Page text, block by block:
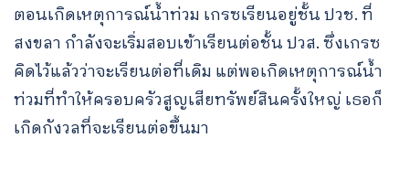
ตอนเกิดเหตุการณ์น้ำท่วม เกรซเรียนอยู่ชั้น ปวช. ที่
สงขลา กำลังจะเริ่มสอบเข้าเรียนต่อชั้น ปวส. ซึ่งเกรซ
คิดไว้แล้วว่าจะเรียนต่อที่เดิม แต่พอเกิดเหตุการณ์น้ำ
ท่วมที่ทำให้ครอบครัวสูญเสียทรัพย์สินครั้งใหญ่ เธอก็
เกิดกังวลที่จะเรียนต่อขึ้นมา